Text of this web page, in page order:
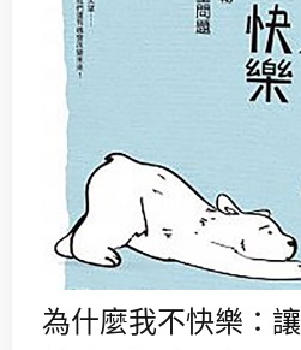
為什麼我不快樂：